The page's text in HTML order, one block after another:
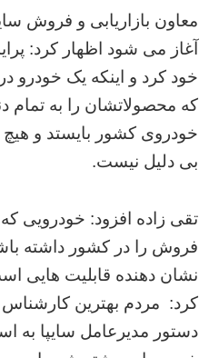
خود کرد و اینکه یک خودرو
که محصولاتشان را به تمام
خودروی کشور بایستد و هیچ
بی دلیل نیست.
تقی زاده افزود: خودرویی
فروش را در کشور داشته
نشان دهنده قابلیت هایی
کرد: مردم بهترین کارشناس
دستور مدیرعامل سایپا به